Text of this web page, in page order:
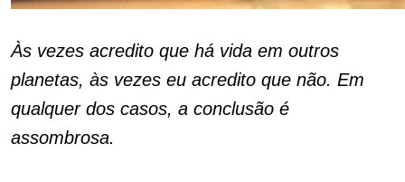
Às vezes acredito que há vida em outros
planetas, às vezes eu acredito que não. Em
qualquer dos casos, a conclusão é
assombrosa.